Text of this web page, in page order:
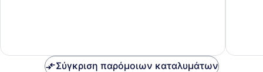
Σύγκριση παρόμοιων καταλυμάτων